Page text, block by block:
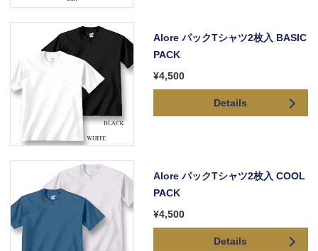
Alore パックTシャツ2枚入 BASIC
PACK
¥4,500
Details
Alore パックTシャツ2枚入 COOL
PACK
¥4,500
Details